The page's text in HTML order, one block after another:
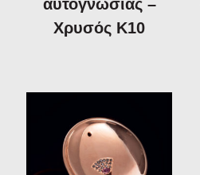
αυτογνωσίας –
Χρυσός Κ10